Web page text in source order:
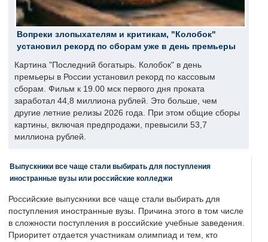
Вопреки злопыхателям и критикам, "Колобок"
установил рекорд по сборам уже в день премьеры
Картина "Последний богатырь. Колобок" в день
премьеры в России установил рекорд по кассовым
сборам. Фильм к 19.00 мск первого дня проката
заработал 44,8 миллиона рублей. Это больше, чем
другие летние релизы 2026 года. При этом общие сборы
картины, включая предпродажи, превысили 53,7
миллиона рублей.
Выпускники все чаще стали выбирать для поступления
иностранные вузы или российские колледжи
Российские выпускники все чаще стали выбирать для
поступления иностранные вузы. Причина этого в том числе
в сложности поступления в российские учебные заведения.
Приоритет отдается участникам олимпиад и тем, кто